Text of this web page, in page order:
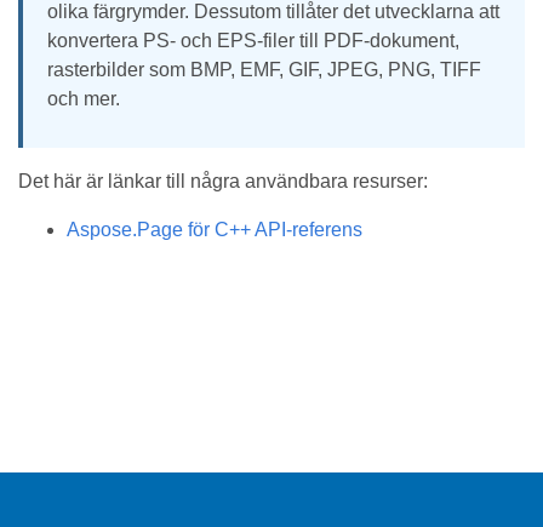
olika färgrymder. Dessutom tillåter det utvecklarna att
konvertera PS- och EPS-filer till PDF-dokument,
rasterbilder som BMP, EMF, GIF, JPEG, PNG, TIFF
och mer.
Det här är länkar till några användbara resurser:
Aspose.Page för C++ API-referens